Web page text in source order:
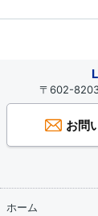
〒602-
お問
ホーム